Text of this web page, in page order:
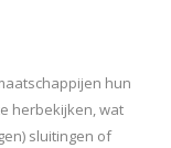
hun
herbekijken, wat
sluitingen of